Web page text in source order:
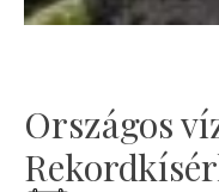
Országos